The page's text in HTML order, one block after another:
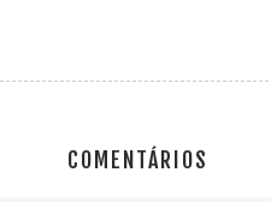
COMENTÁRIOS